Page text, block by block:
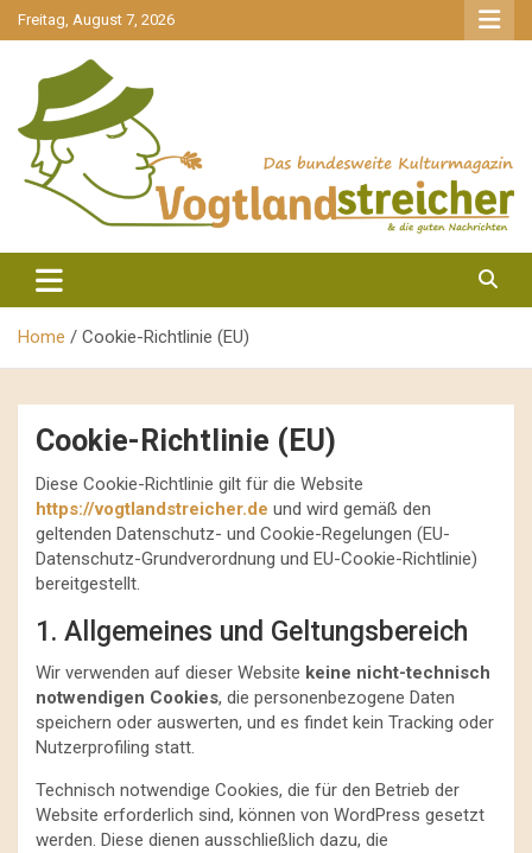
gehe
zum
Freitag, August 7, 2026
Vogtlandstreicher
Home Cookie-Richtlinie (EU)
Cookie-Richtlinie (EU)
Diese Cookie-Richtlinie gilt für die Website
https://vogtlandstreicher.de und wird gemäß den
geltenden Datenschutz- und Cookie-Regelungen (EU-
Datenschutz-Grundverordnung und EU-Cookie-Richtlinie)
bereitgestellt.
1. Allgemeines und Geltungsbereich
Wir verwenden auf dieser Website keine nicht-technisch
notwendigen Cookies, die personenbezogene Daten
speichern oder auswerten, und es findet kein Tracking oder
Nutzerprofiling statt.
Technisch notwendige Cookies, die für den Betrieb der
Website erforderlich sind, können von WordPress gesetzt
werden. Diese dienen ausschließlich dazu, die